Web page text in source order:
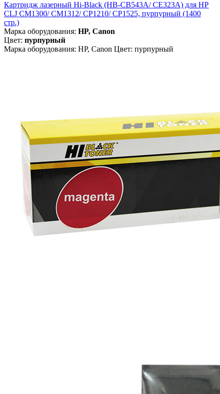
Картридж лазерный Hi-Black (HB-CB543A/ CE323A) для HP
CLJ CM1300/ CM1312/ CP1210/ CP1525, пурпурный (1400
стр.)
Марка оборудования: HP, Canon
Цвет: пурпурный
Марка оборудования: HP, Canon Цвет: пурпурный